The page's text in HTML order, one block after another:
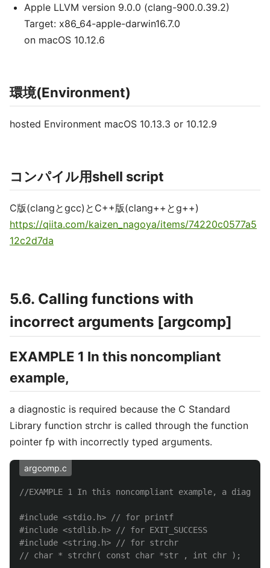
Apple LLVM version 9.0.0 (clang-900.0.39.2)
Target: x86_64-apple-darwin16.7.0
on macOS 10.12.6
環境(Environment)
hosted Environment macOS 10.13.3 or 10.12.9
コンパイル用shell script
C版(clangとgcc)とC++版(clang++とg++)
https://qiita.com/kaizen_nagoya/items/74220c0577a5
12c2d7da
5.6. Calling functions with
incorrect arguments [argcomp]
EXAMPLE 1 In this noncompliant
example,
a diagnostic is required because the C Standard
Library function strchr is called through the function
pointer fp with incorrectly typed arguments.
argcomp.c
//EXAMPLE 1 In this noncompliant example, a
#include <stdio.h> // for printf
#include <stdlib.h> // for EXIT_SUCCESS
#include <string.h> // for strchr
// char * strchr( const char *str , int chr );